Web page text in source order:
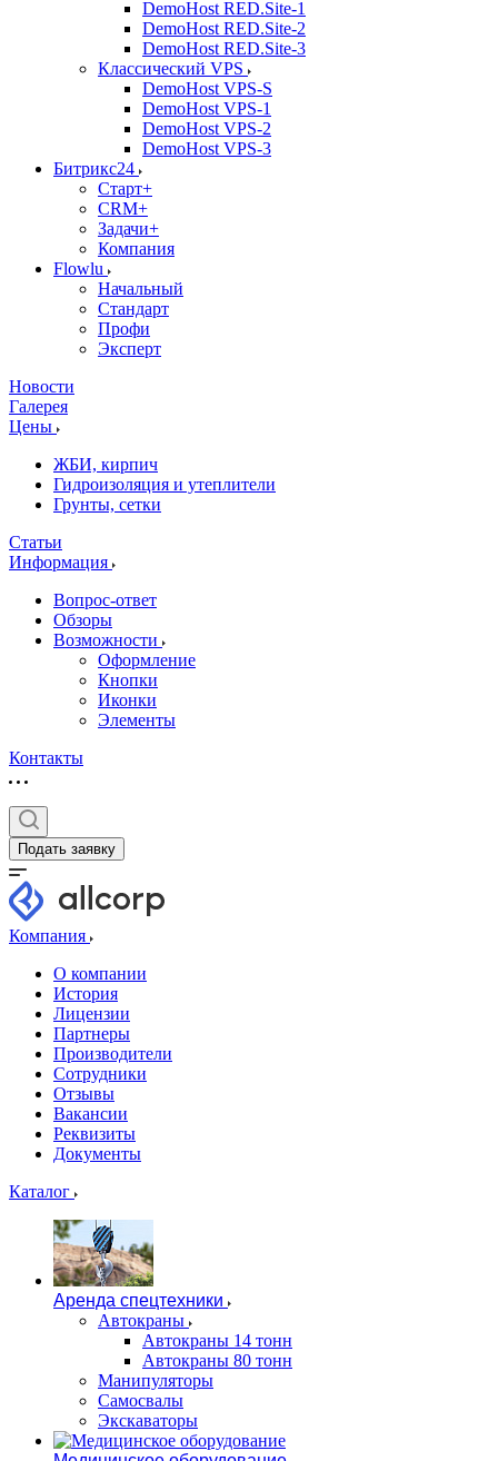
DemoHost RED.Site-1
DemoHost RED.Site-2
DemoHost RED.Site-3
Классический VPS
DemoHost VPS-S
DemoHost VPS-1
DemoHost VPS-2
DemoHost VPS-3
Битрикс24
Старт+
CRM+
Задачи+
Компания
Flowlu
Начальный
Стандарт
Профи
Эксперт
Новости
Галерея
Цены
ЖБИ, кирпич
Гидроизоляция и утеплители
Грунты, сетки
Статьи
Информация
Вопрос-ответ
Обзоры
Возможности
Оформление
Кнопки
Иконки
Элементы
Контакты
Подать заявку
Компания
О компании
История
Лицензии
Партнеры
Производители
Сотрудники
Отзывы
Вакансии
Реквизиты
Документы
Каталог
Аренда спецтехники
Автокраны
Автокраны 14 тонн
Автокраны 80 тонн
Манипуляторы
Самосвалы
Экскаваторы